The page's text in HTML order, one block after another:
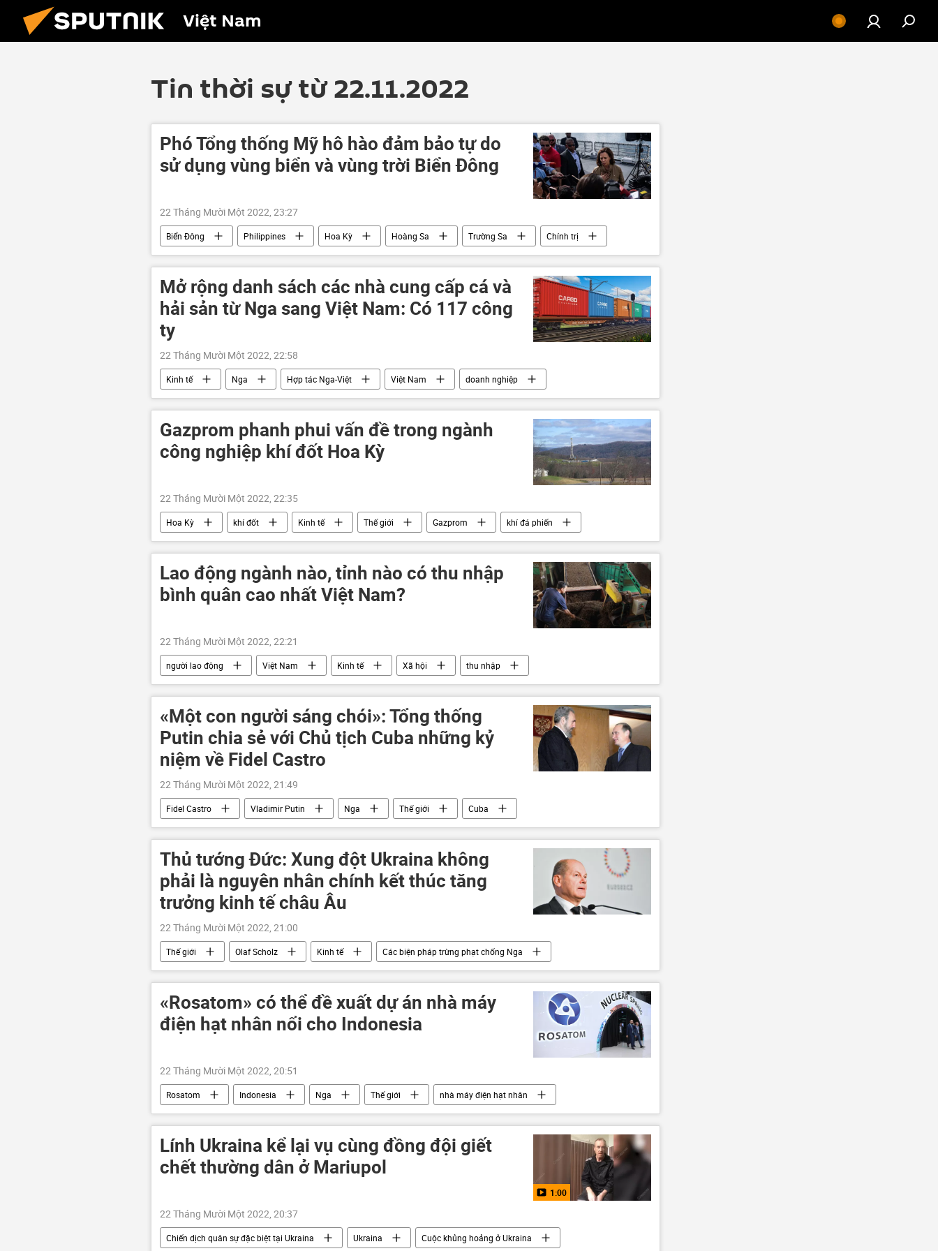
Việt Nam
Tin thời sự từ 22.11.2022
Phó Tổng thống Mỹ hô hào đảm bảo tự do
sử dụng vùng biển và vùng trời Biển Đông
22 Tháng Mười Một 2022, 23:27
Biển Đông Philippines Hoa Kỳ Hoàng Sa Trường Sa
Chính trị
Thái Bình Dương
Báo chí thế giới
Mở rộng danh sách các nhà cung cấp cá và
hải sản từ Nga sang Việt Nam: Có 117 công
ty
22 Tháng Mười Một 2022, 22:58
Kinh tế Nga Hợp tác Nga-Việt Việt Nam
doanh nghiệp
xuất nhập khẩu
Đông Nam Á Rosselkhoznadzor
Gazprom phanh phui vấn đề trong ngành
công nghiệp khí đốt Hoa Kỳ
22 Tháng Mười Một 2022, 22:35
Hoa Kỳ khí đốt Kinh tế Thế giới Gazprom khí đá phiến
Lao động ngành nào, tỉnh nào có thu nhập
bình quân cao nhất Việt Nam?
22 Tháng Mười Một 2022, 22:21
người lao động Việt Nam Kinh tế Xã hội
thu nhập
Công nghiệp
«Một con người sáng chói»: Tổng thống
Putin chia sẻ với Chủ tịch Cuba những kỷ
niệm về Fidel Castro
22 Tháng Mười Một 2022, 21:49
Fidel Castro Vladimir Putin Nga Thế giới Cuba
Thủ tướng Đức: Xung đột Ukraina không
phải là nguyên nhân chính kết thúc tăng
trưởng kinh tế châu Âu
22 Tháng Mười Một 2022, 21:00
Thế giới Olaf Scholz Kinh tế
Các biện pháp trừng phạt chống Nga
xung đột
Ukraina Cuộc khủng hoảng ở Ukraina Nga
phương Tây
Châu Âu
«Rosatom» có thể đề xuất dự án nhà máy
điện hạt nhân nổi cho Indonesia
22 Tháng Mười Một 2022, 20:51
Rosatom Indonesia Nga Thế giới
nhà máy điện hạt nhân
quan hệ
Lính Ukraina kể lại vụ cùng đồng đội giết
chết thường dân ở Mariupol
1:00
22 Tháng Mười Một 2022, 20:37
Chiến dịch quân sự đặc biệt tại Ukraina Ukraina
Cuộc khủng hoảng ở Ukraina